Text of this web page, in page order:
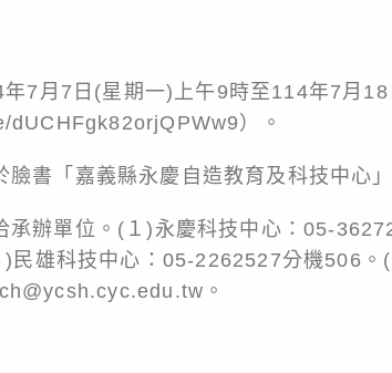
年7月7日(星期一)上午9時至114年7月
dUCHFgk82orjQPWw9）。
臉書「嘉義縣永慶自造教育及科技中心
承辦單位。(１)永慶科技中心：05-
民雄科技中心：05-2262527分機506
。